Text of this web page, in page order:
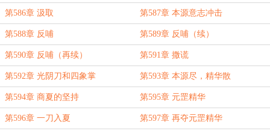
第586章 汲取 第587章 本源意志冲击
第588章 反哺 第589章 反哺（续）
第590章 反哺（再续） 第591章 撒谎
第592章 光阴刀和四象掌 第593章 本源尽，精华散
第594章 商夏的坚持 第595章 元罡精华
第596章 一刀入夏 第597章 再夺元罡精华